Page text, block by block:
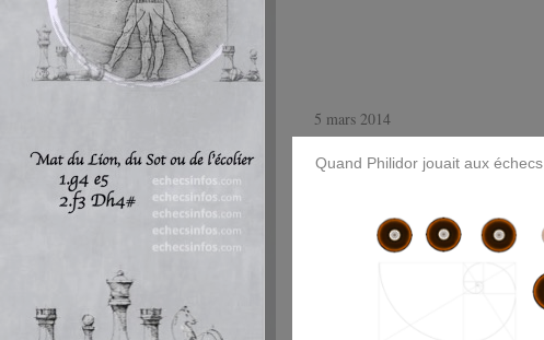
5 mars 2014
Quand Philidor jouait aux échecs